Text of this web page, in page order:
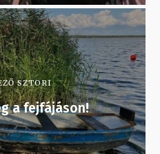
SZTORI
a fejfájáson!